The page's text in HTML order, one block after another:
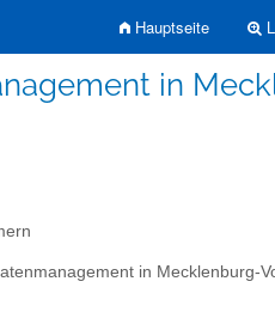
Hauptseite
in
in Mecklenburg-